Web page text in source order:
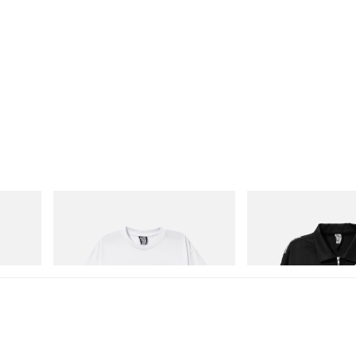
Billionaire Boys Club X
立刻购入